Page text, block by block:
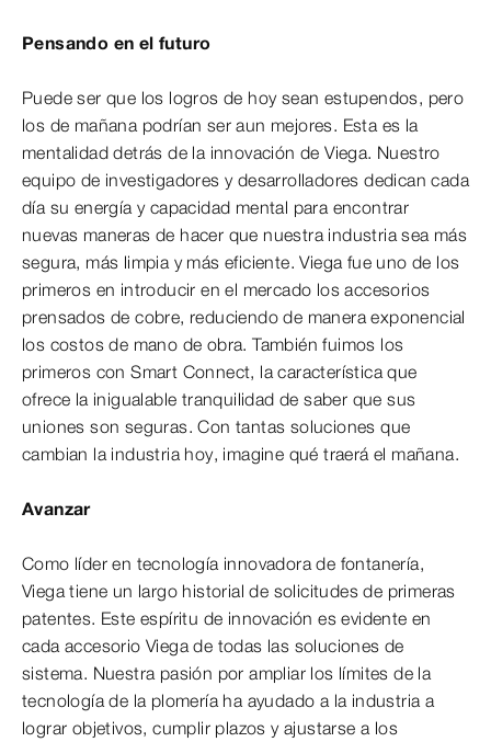
Pensando en el futuro
Puede ser que los logros de hoy sean estupendos, pero
los de mañana podrían ser aun mejores. Esta es la
mentalidad detrás de la innovación de Viega. Nuestro
equipo de investigadores y desarrolladores dedican cada
día su energía y capacidad mental para encontrar
nuevas maneras de hacer que nuestra industria sea más
segura, más limpia y más eficiente. Viega fue uno de los
primeros en introducir en el mercado los accesorios
prensados de cobre, reduciendo de manera exponencial
los costos de mano de obra. También fuimos los
primeros con Smart Connect, la característica que
ofrece la inigualable tranquilidad de saber que sus
uniones son seguras. Con tantas soluciones que
cambian la industria hoy, imagine qué traerá el mañana.
Avanzar
Como líder en tecnología innovadora de fontanería,
Viega tiene un largo historial de solicitudes de primeras
patentes. Este espíritu de innovación es evidente en
cada accesorio Viega de todas las soluciones de
sistema. Nuestra pasión por ampliar los límites de la
tecnología de la plomería ha ayudado a la industria a
lograr objetivos, cumplir plazos y ajustarse a los